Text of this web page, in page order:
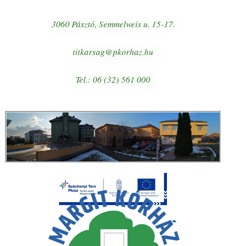
3060 Pásztó, Semmelweis u. 15-17.
titkarsag@pkorhaz.hu
Tel.: 06 (32) 561 000